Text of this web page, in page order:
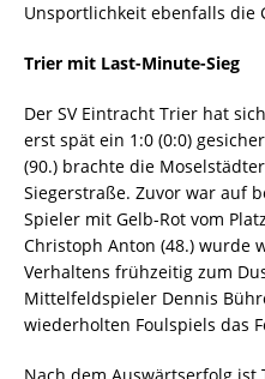
Unsportlichkeit ebenfalls die
Trier mit Last-Minute-Sieg
Der SV Eintracht Trier hat
erst spät ein 1:0 (0:0)
(90.) brachte die
Siegerstraße. Zuvor war auf
Spieler mit Gelb-Rot vom
Christoph Anton (48.) wurde
Verhaltens frühzeitig zum
Mittelfeldspieler Dennis
wiederholten Foulspiels das